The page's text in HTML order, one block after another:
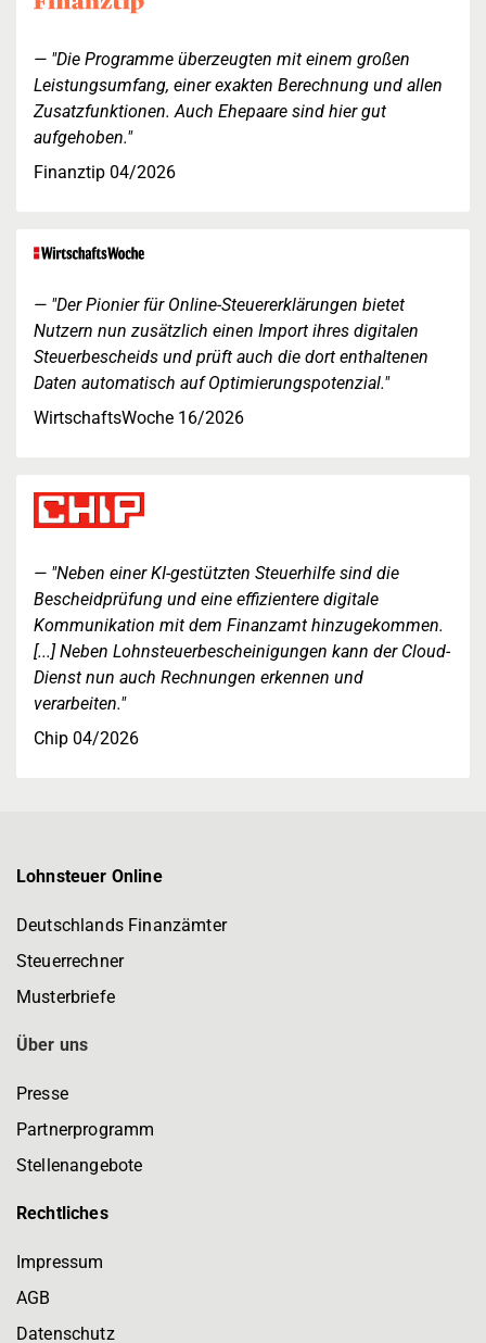
"Die Programme überzeugten mit einem großen
Leistungsumfang, einer exakten Berechnung und allen
Zusatzfunktionen. Auch Ehepaare sind hier gut
aufgehoben."
Finanztip 04/2026
"Der Pionier für Online-Steuererklärungen bietet
Nutzern nun zusätzlich einen Import ihres digitalen
Steuerbescheids und prüft auch die dort enthaltenen
Daten automatisch auf Optimierungspotenzial."
WirtschaftsWoche 16/2026
"Neben einer KI-gestützten Steuerhilfe sind die
Bescheidprüfung und eine effizientere digitale
Kommunikation mit dem Finanzamt hinzugekommen.
[...] Neben Lohnsteuerbescheinigungen kann der Cloud-
Dienst nun auch Rechnungen erkennen und
verarbeiten."
Chip 04/2026
Lohnsteuer Online
Deutschlands Finanzämter
Steuerrechner
Musterbriefe
Über uns
Presse
Partnerprogramm
Stellenangebote
Rechtliches
Impressum
AGB
Datenschutz